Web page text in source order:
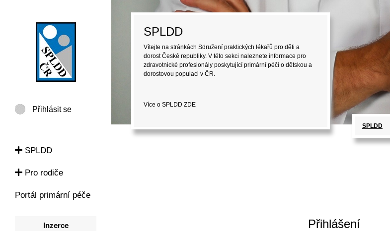
Přihlásit se
SPLDD
Pro rodiče
Portál primární péče
Inzerce
Pro rodiče
Vítejte na stránkách Sdružení praktických lékařů pro děti a
dorost České republiky (SPLDD). V této sekci naleznete
informace pro laickou veřejnost, které mohou být užitečné při
péči o děti a dorost.
SPLDD
Přihlášení